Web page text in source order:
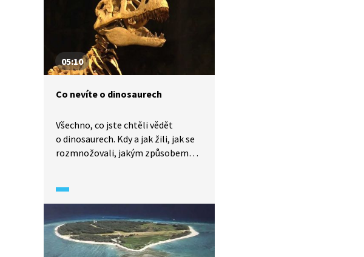
05:10
Co nevíte o dinosaurech
Všechno, co jste chtěli vědět
o dinosaurech. Kdy a jak žili, jak se
rozmnožovali, jakým způsobem
dinosaura, o jejich smyslech a stylu